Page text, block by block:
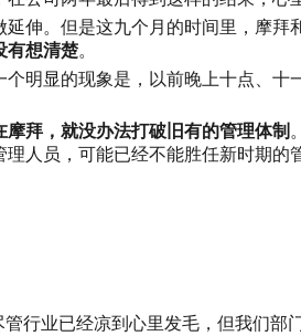
伸。但是这九个月的时间里，摩
有想清楚。
个明显的现象是，以前晚上十点、
摩拜，就没办法打破旧有的管理体制
人员，可能已经不能胜任新时期的
管行业已经凉到心里发毛，但我们